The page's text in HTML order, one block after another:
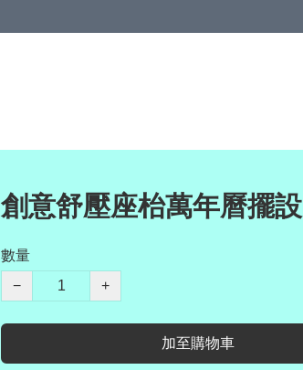
創意舒壓座枱萬年曆擺設
數量
−
+
加至購物車